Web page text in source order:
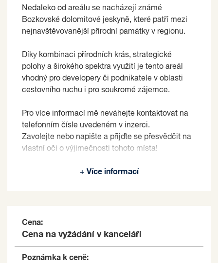
Nedaleko od areálu se nacházejí známé
Bozkovské dolomitové jeskyně, které patří mezi
nejnavštěvovanější přírodní památky v regionu.
Díky kombinaci přírodních krás, strategické
polohy a širokého spektra využití je tento areál
vhodný pro developery či podnikatele v oblasti
cestovního ruchu i pro soukromé zájemce.
Pro více informací mě neváhejte kontaktovat na
telefonním čísle uvedeném v inzerci.
Zavolejte nebo napište a přijďte se přesvědčit na
vlastní oči o výjimečnosti tohoto místa!
na základě jím zvolených kritérií.
+ Více informací
Cena:
Cena na vyžádání v kanceláři
Poznámka k ceně: